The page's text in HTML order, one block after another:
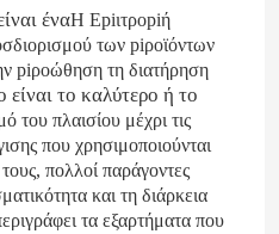
έναΗ Εpiιτροpiή
των piροϊόντων
piροώθηση τη διατήρηση
είναι το καλύτερο ή το
του πλαισίου μέχρι τις
που χρησιμοποιούνται
πολλοί παράγοντες
και τη διάρκεια
τα εξαρτήματα που